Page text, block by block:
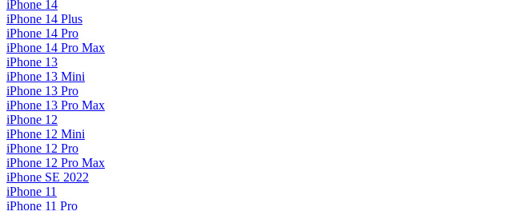
iPhone 14
iPhone 14 Plus
iPhone 14 Pro
iPhone 14 Pro Max
iPhone 13
iPhone 13 Mini
iPhone 13 Pro
iPhone 13 Pro Max
iPhone 12
iPhone 12 Mini
iPhone 12 Pro
iPhone 12 Pro Max
iPhone SE 2022
iPhone 11
iPhone 11 Pro